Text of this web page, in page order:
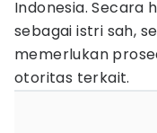
Indonesia. Secara
sebagai istri sah,
memerlukan
otoritas terkait.